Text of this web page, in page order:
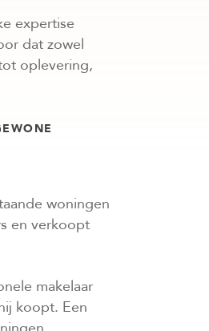
expertise
dat zowel
oplevering,
woningen
en verkoopt
makelaar
koopt. Een